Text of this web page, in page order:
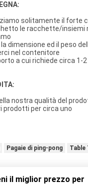
solitamente il forte
le racchette/insiemi
dimensione ed il peso
nel contenitore
a cui richiede circa 1-
nostra qualità del
prodotti per circa uno
Pagaie di ping-pong Table
il miglior prezzo per